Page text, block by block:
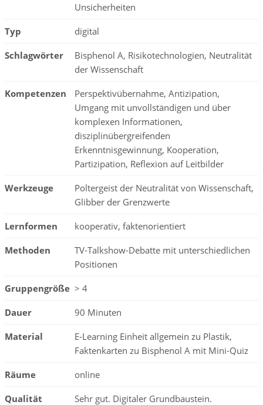
Unsicherheiten
Typ digital
Schlagwörter
Bisphenol A, Risikotechnologien, Neutralität
der Wissenschaft
Kompetenzen
Perspektivübernahme, Antizipation,
Umgang mit unvollständigen und über
komplexen Informationen,
disziplinübergreifenden
Erkenntnisgewinnung, Kooperation,
Partizipation, Reflexion auf Leitbilder
Werkzeuge
Poltergeist der Neutralität von Wissenschaft,
Glibber der Grenzwerte
Lernformen kooperativ, faktenorientiert
Methoden
TV-Talkshow-Debatte mit unterschiedlichen
Positionen
Gruppengröße > 4
Dauer 90 Minuten
Material
E-Learning Einheit allgemein zu Plastik,
Faktenkarten zu Bisphenol A mit Mini-Quiz
Räume online
Qualität Sehr gut. Digitaler Grundbaustein.